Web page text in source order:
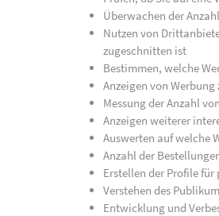
Überwachen der
Nutzen von
zugeschnitten ist
Bestimmen, welche
Anzeigen von
Messung der Anzahl
Anzeigen weiterer
Auswerten auf welche
Anzahl der
Erstellen der Profile
Verstehen des
Entwicklung und